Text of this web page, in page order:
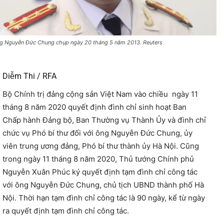
Nguyễn Đức Chung chụp ngày 20 tháng 5 năm 2013. Reuters
Diễm Thi / RFA
Bộ Chính trị đảng cộng sản Việt Nam vào chiều ngày 11
tháng 8 năm 2020 quyết định đình chỉ sinh hoạt Ban
Chấp hành Đảng bộ, Ban Thường vụ Thành Ủy và đình chỉ
chức vụ Phó bí thư đối với ông Nguyễn Đức Chung, ủy
viên trung ương đảng, Phó bí thư thành ủy Hà Nội. Cũng
trong ngày 11 tháng 8 năm 2020, Thủ tướng Chính phủ
Nguyễn Xuân Phúc ký quyết định tạm đình chỉ công tác
với ông Nguyễn Đức Chung, chủ tịch UBND thành phố Hà
Nội. Thời hạn tạm đình chỉ công tác là 90 ngày, kể từ ngày
ra quyết định tạm đình chỉ công tác.